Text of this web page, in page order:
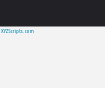
XYZScripts.com